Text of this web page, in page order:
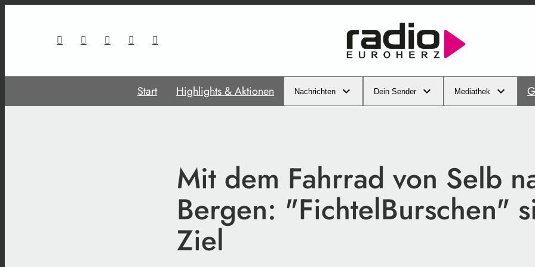
Start Highlights & Aktionen Nachrichten Dein Sender Mediathek
Mit dem Fahrrad von Selb
Bergen: "FichtelBurschen"
Ziel